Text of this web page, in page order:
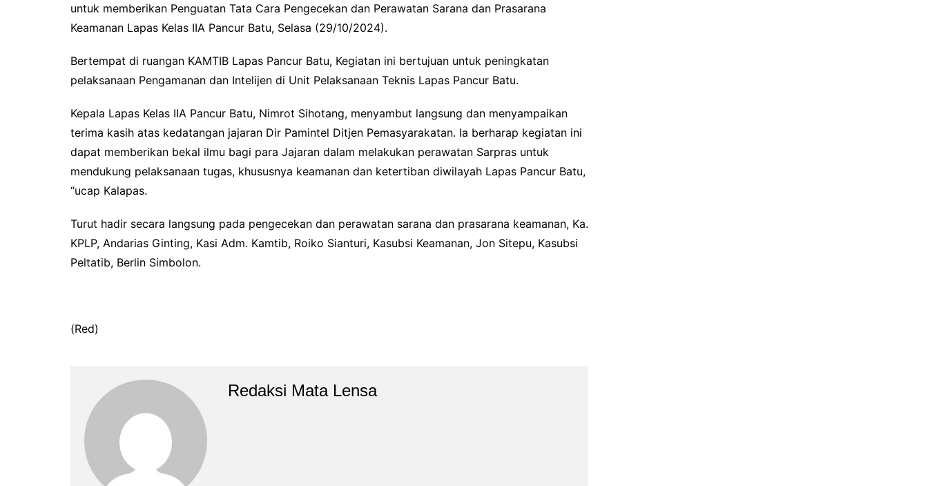
b
o
k
t
e
s
A
untuk memberikan Penguatan Tata Cara Pengecekan dan Perawatan Sarana dan Prasarana
Keamanan Lapas Kelas IIA Pancur Batu, Selasa (29/10/2024).
Bertempat di ruangan KAMTIB Lapas Pancur Batu, Kegiatan ini bertujuan untuk peningkatan
pelaksanaan Pengamanan dan Intelijen di Unit Pelaksanaan Teknis Lapas Pancur Batu.
Kepala Lapas Kelas IIA Pancur Batu, Nimrot Sihotang, menyambut langsung dan menyampaikan
terima kasih atas kedatangan jajaran Dir Pamintel Ditjen Pemasyarakatan. Ia berharap kegiatan ini
dapat memberikan bekal ilmu bagi para Jajaran dalam melakukan perawatan Sarpras untuk
mendukung pelaksanaan tugas, khususnya keamanan dan ketertiban diwilayah Lapas Pancur Batu,
“ucap Kalapas.
Turut hadir secara langsung pada pengecekan dan perawatan sarana dan prasarana keamanan, Ka.
KPLP, Andarias Ginting, Kasi Adm. Kamtib, Roiko Sianturi, Kasubsi Keamanan, Jon Sitepu, Kasubsi
Peltatib, Berlin Simbolon.
(Red)
Redaksi Mata Lensa